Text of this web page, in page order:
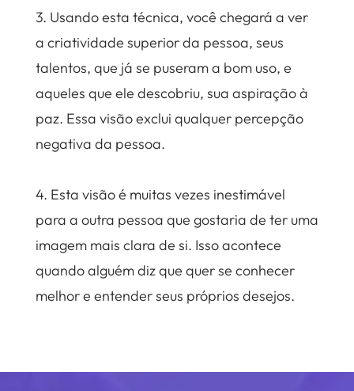
3. Usando esta técnica, você chegará a ver
a criatividade superior da pessoa, seus
talentos, que já se puseram a bom uso, e
aqueles que ele descobriu, sua aspiração à
paz. Essa visão exclui qualquer percepção
negativa da pessoa.⠀
4. Esta visão é muitas vezes inestimável
para a outra pessoa que gostaria de ter uma
imagem mais clara de si. Isso acontece
quando alguém diz que quer se conhecer
melhor e entender seus próprios desejos.⠀